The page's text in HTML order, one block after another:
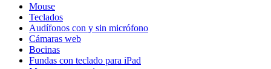
Mouse
Teclados
Audífonos con y sin micrófono
Cámaras web
Bocinas
Fundas con teclado para iPad